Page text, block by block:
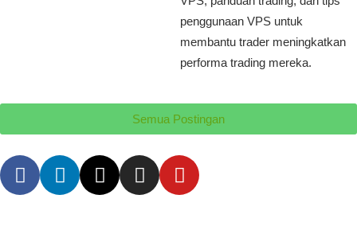
penggunaan VPS untuk
membantu trader meningkatkan
performa trading mereka.
Semua Postingan